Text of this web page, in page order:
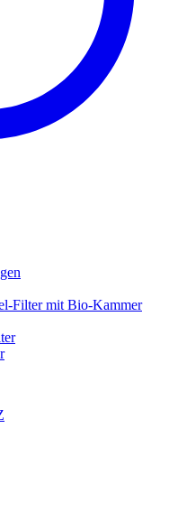
Filter mit Bio-Kammer